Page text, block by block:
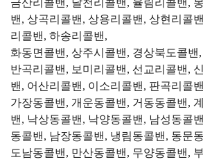
밴, 상곡리콜밴, 상용리콜밴, 상현리콜
리콜밴, 하송리콜밴,
화동면콜밴, 상주시콜밴, 경상북도콜밴,
반곡리콜밴, 보미리콜밴, 선교리콜밴,
밴, 어산리콜밴, 이소리콜밴, 판곡리콜
가장동콜밴, 개운동콜밴, 거동동콜밴,
밴, 낙상동콜밴, 낙양동콜밴, 남성동콜
동콜밴, 남장동콜밴, 냉림동콜밴, 동문
도남동콜밴, 만산동콜밴, 무양동콜밴,